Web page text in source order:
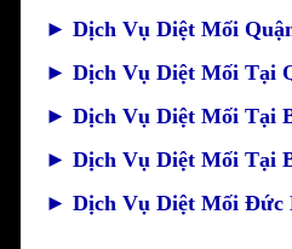
► Dịch Vụ Diệt Mối
► Dịch Vụ Diệt Mối Tại
► Dịch Vụ Diệt Mối Tại
► Dịch Vụ Diệt Mối Tại
► Dịch Vụ Diệt Mối Đức